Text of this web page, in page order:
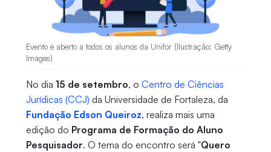
Evento é aberto a todos os alunos da Unifor (Ilustração: Getty
Images)
No dia 15 de setembro, o Centro de Ciências
Jurídicas (CCJ) da Universidade de Fortaleza, da
Fundação Edson Queiroz, realiza mais uma
edição do Programa de Formação do Aluno
Pesquisador. O tema do encontro será "Quero